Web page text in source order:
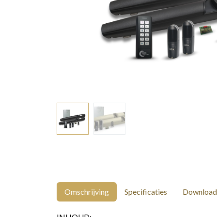
Omschrijving Specificaties